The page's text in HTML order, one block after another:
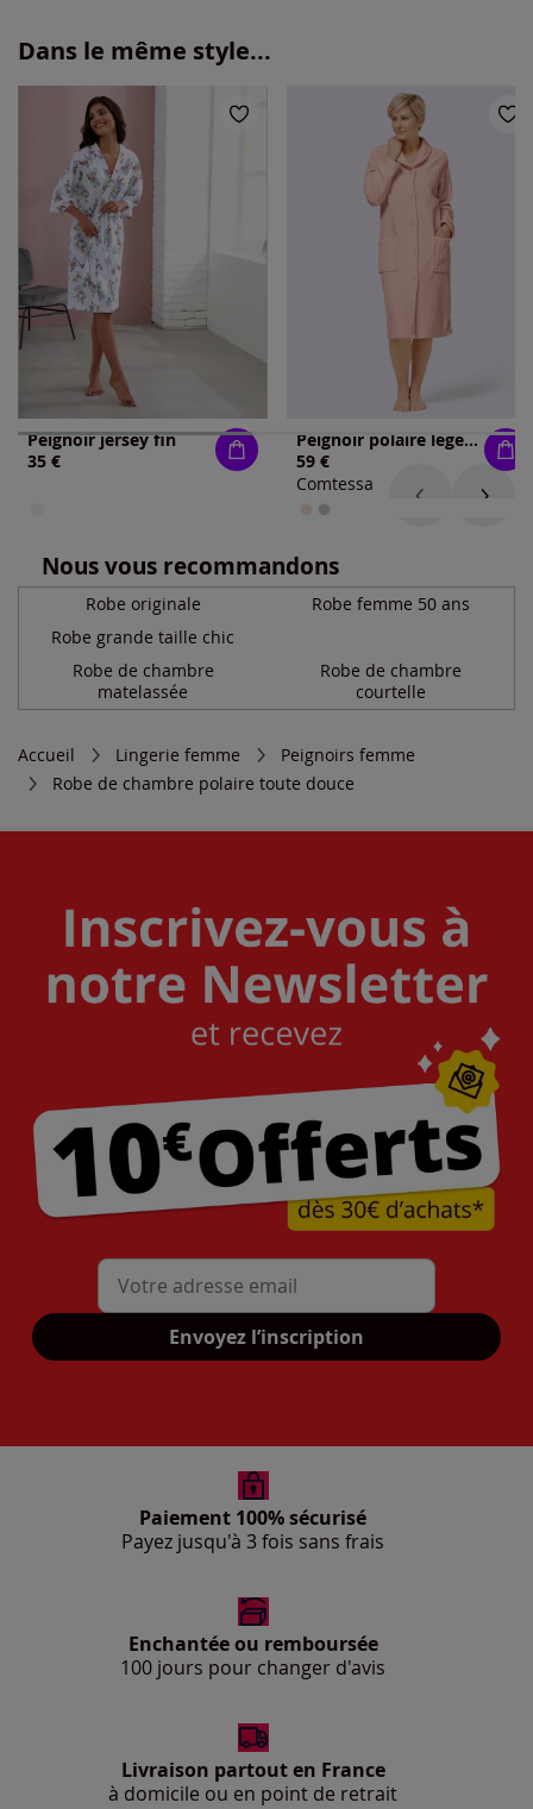
Dans le même style...
Peignoir jersey fin
35 €
Peignoir polaire légère magnifique
59 €
Comtessa
Nous vous recommandons
Robe originale
Robe grande taille chic
Robe femme 50 ans
Robe de chambre
matelassée
Robe de chambre
courtelle
Accueil Lingerie femme
Peignoirs femme
Robe de chambre polaire toute douce
Mon adresse mail
Envoyez l’inscription
Paiement 100% sécurisé
Payez jusqu'à 3 fois sans frais
Enchantée ou remboursée
100 jours pour changer d'avis
Livraison partout en France
à domicile ou en point de retrait